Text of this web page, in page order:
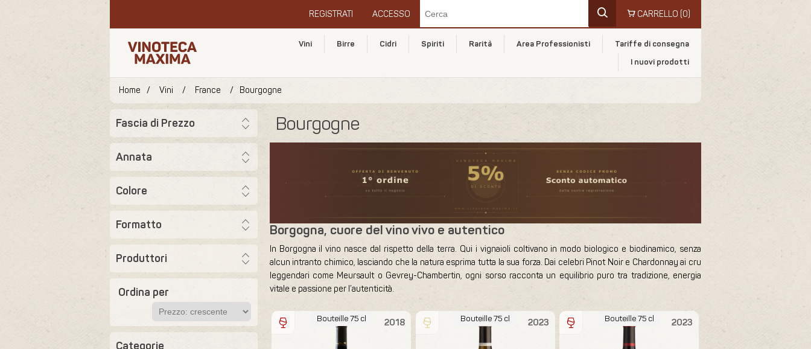
REGISTRATI ACCESSO CARRELLO (0)
Vini Birre Cidri Spiriti Rarità Area Professionisti
Tariffe di consegna
I nuovi prodotti
Home / Vini / France / Bourgogne
Fascia di Prezzo
Annata
Colore
Formatto
Produttori
Ordina per
Categorie
Bourgogne
Borgogna, cuore del vino vivo e autentico
In Borgogna il vino nasce dal rispetto della terra. Qui i vignaioli coltivano in modo biologico e biodinamico, senza
alcun intranto chimico, lasciando che la natura esprima tutta la sua forza. Dai celebri Pinot Noir e Chardonnay ai cru
leggendari come Meursault o Gevrey-Chambertin, ogni sorso racconta un equilibrio puro tra tradizione, energia
vitale e passione per l’autenticità.
2018
Bouteille 75 cl 2023
Bouteille 75 cl 2023
Bouteille 75 cl